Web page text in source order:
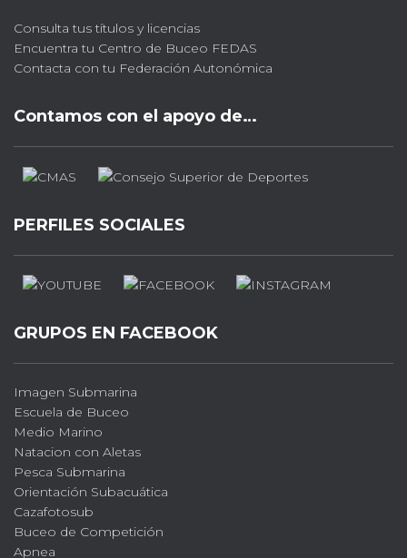
Consulta tus títulos y licencias
Encuentra tu Centro de Buceo FEDAS
Contacta con tu Federación Autonómica
Contamos con el apoyo de…
PERFILES SOCIALES
GRUPOS EN FACEBOOK
Imagen Submarina
Escuela de Buceo
Medio Marino
Natacion con Aletas
Pesca Submarina
Orientación Subacuática
Cazafotosub
Buceo de Competición
Apnea